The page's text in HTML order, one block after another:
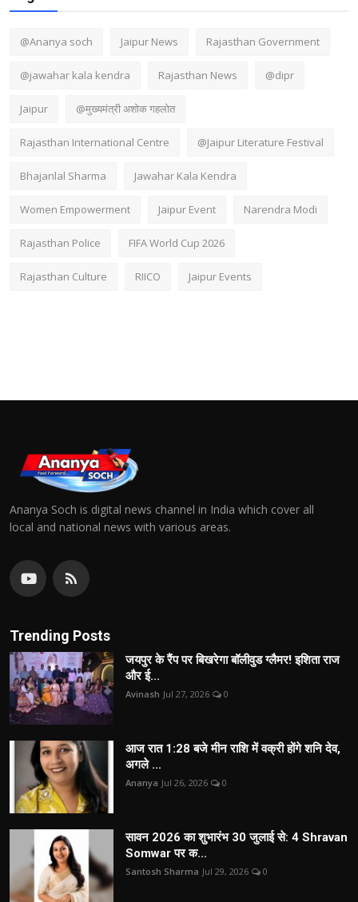
@Ananya soch Jaipur News Rajasthan Government
@jawahar kala kendra Rajasthan News @dipr
Jaipur @मुख्यमंत्री अशोक गहलोत
Rajasthan International Centre @Jaipur Literature Festival
Bhajanlal Sharma Jawahar Kala Kendra
Women Empowerment Jaipur Event Narendra Modi
Rajasthan Police FIFA World Cup 2026
Rajasthan Culture RIICO Jaipur Events
Ananya Soch is digital news channel in India which cover all
local and national news with various areas.
Trending Posts
जयपुर के रैंप पर बिखरेगा बॉलीवुड ग्लैमर! इशिता राज
और ई...
Avinash Jul 27, 2026 0
आज रात 1:28 बजे मीन राशि में वक्री होंगे शनि देव,
अगले ...
Ananya Jul 26, 2026 0
सावन 2026 का शुभारंभ 30 जुलाई से: 4 Shravan
Somwar पर क...
Santosh Sharma Jul 29, 2026 0